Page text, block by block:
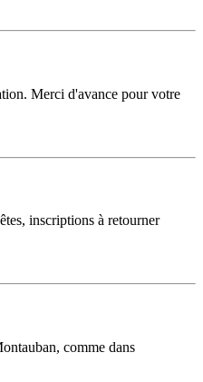
Merci d'avance pour votre
inscriptions à retourner
comme dans